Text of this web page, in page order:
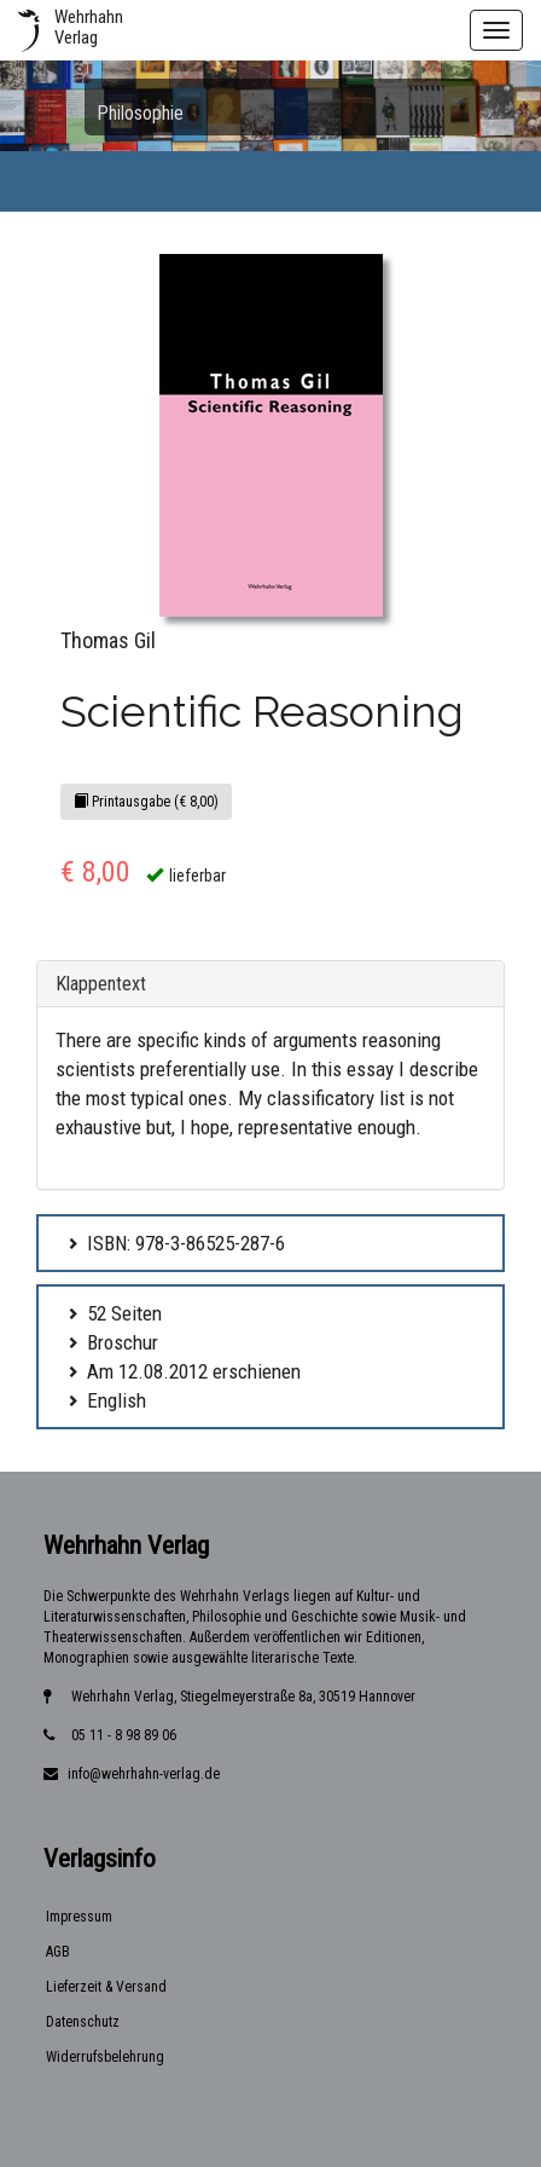
Wehrhahn
Verlag
Philosophie
Thomas Gil
Scientific Reasoning
Printausgabe (€ 8,00)
€ 8,00 lieferbar
Klappentext
There are specific kinds of arguments reasoning
scientists preferentially use. In this essay I describe
the most typical ones. My classificatory list is not
exhaustive but, I hope, representative enough.
ISBN: 978-3-86525-287-6
52 Seiten
Broschur
Am 12.08.2012 erschienen
English
Wehrhahn Verlag
Die Schwerpunkte des Wehrhahn Verlags liegen auf Kultur- und
Literaturwissenschaften, Philosophie und Geschichte sowie Musik- und
Theaterwissenschaften. Außerdem veröffentlichen wir Editionen,
Monographien sowie ausgewählte literarische Texte.
Wehrhahn Verlag, Stiegelmeyerstraße 8a, 30519 Hannover
05 11 - 8 98 89 06
info@wehrhahn-verlag.de
Verlagsinfo
Impressum
AGB
Lieferzeit & Versand
Datenschutz
Widerrufsbelehrung